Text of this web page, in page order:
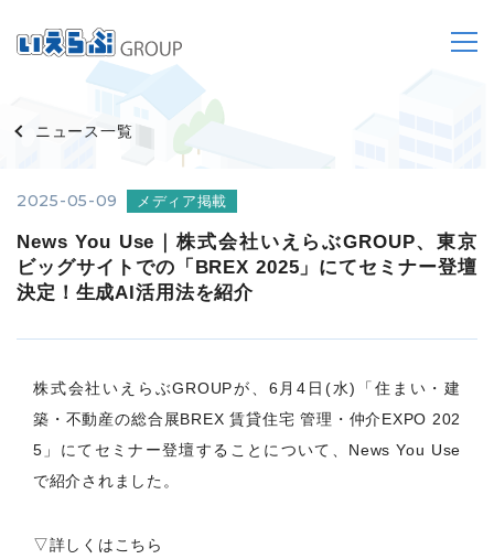
ニュース一覧
2025-05-09 メディア掲載
News You Use｜株式会社いえらぶGROUP、東京
ビッグサイトでの「BREX 2025」にてセミナー登壇
決定！生成AI活用法を紹介
株式会社いえらぶGROUPが、6月4日(水)「住まい・建
築・不動産の総合展BREX 賃貸住宅 管理・仲介EXPO 202
5」にてセミナー登壇することについて、News You Use
で紹介されました。
▽詳しくはこちら